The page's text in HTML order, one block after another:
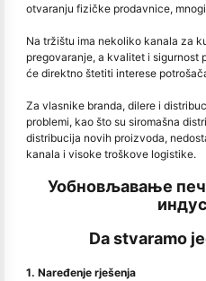
otvaranju fizičke prodavnice,
Na tržištu ima nekoliko kanala za
pregovaranje, a kvalitet i sigurnost
će direktno štetiti interese
Za vlasnike branda, dilere i
problemi, kao što su siromašna
distribucija novih proizvoda,
kanala i visoke troškove logistike.
Уобновљавање
Da stvaramo
1. Naređenje rješenja